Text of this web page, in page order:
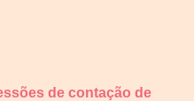
de contação de